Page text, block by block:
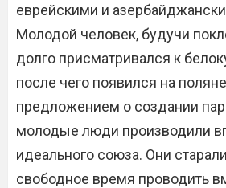
еврейскими и
Молодой человек, будучи
долго присматривался к
после чего появился на
предложением о создании
молодые люди производили
идеального союза. Они
свободное время проводить